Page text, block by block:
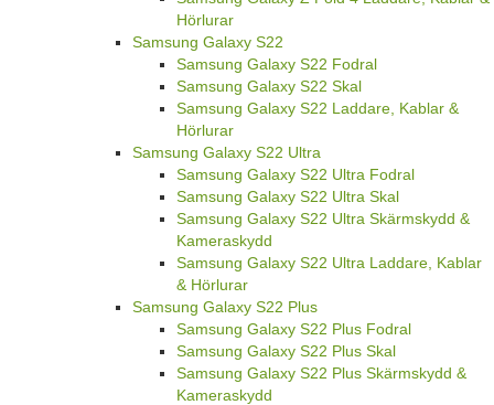
Hörlurar
Samsung Galaxy S22
Samsung Galaxy S22 Fodral
Samsung Galaxy S22 Skal
Samsung Galaxy S22 Laddare, Kablar &
Hörlurar
Samsung Galaxy S22 Ultra
Samsung Galaxy S22 Ultra Fodral
Samsung Galaxy S22 Ultra Skal
Samsung Galaxy S22 Ultra Skärmskydd &
Kameraskydd
Samsung Galaxy S22 Ultra Laddare, Kablar
& Hörlurar
Samsung Galaxy S22 Plus
Samsung Galaxy S22 Plus Fodral
Samsung Galaxy S22 Plus Skal
Samsung Galaxy S22 Plus Skärmskydd &
Kameraskydd